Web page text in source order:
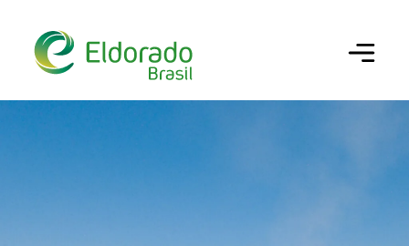
Configurar cookies
Utilizamos cookies para oferecer a melhor